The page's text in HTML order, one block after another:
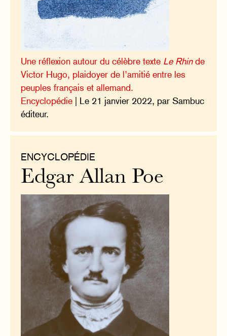
Une réflexion autour du célèbre texte Le Rhinde
Victor Hugo, plaidoyer de l’amitié entre les
peuples français et allemand.
Encyclopédie | Le 21 janvier 2022, par Sambuc
éditeur.
ENCYCLOPÉDIE
Edgar Allan Poe